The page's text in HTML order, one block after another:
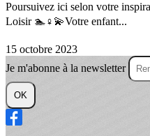
Poursuivez ici selon votre
Loisir 🏊♀️💫Votre enfant...
15 octobre 2023
Je m'abonne à la newsletter
OK